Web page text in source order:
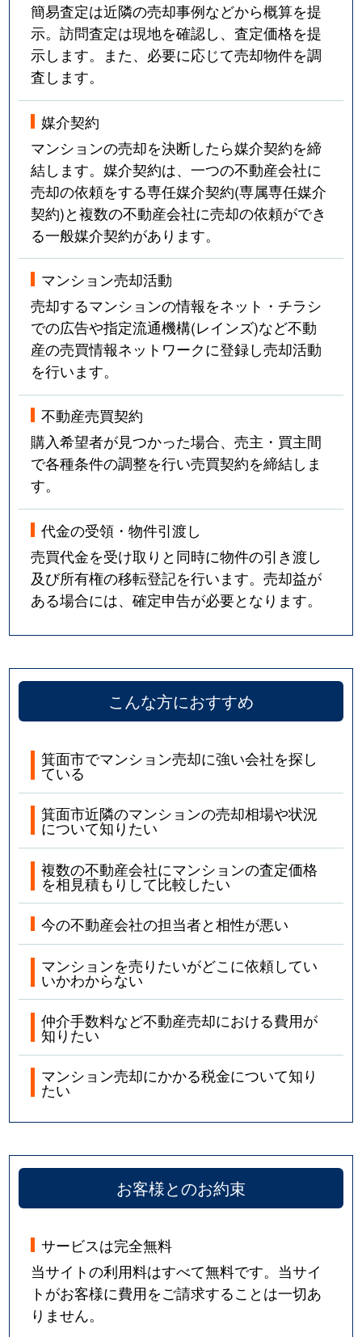
簡易査定は近隣の売却事例などから概算を提
示。訪問査定は現地を確認し、査定価格を提
示します。また、必要に応じて売却物件を調
査します。
媒介契約
マンションの売却を決断したら媒介契約を締
結します。媒介契約は、一つの不動産会社に
売却の依頼をする専任媒介契約(専属専任媒介
契約)と複数の不動産会社に売却の依頼ができ
る一般媒介契約があります。
マンション売却活動
売却するマンションの情報をネット・チラシ
での広告や指定流通機構(レインズ)など不動
産の売買情報ネットワークに登録し売却活動
を行います。
不動産売買契約
購入希望者が見つかった場合、売主・買主間
で各種条件の調整を行い売買契約を締結しま
す。
代金の受領・物件引渡し
売買代金を受け取りと同時に物件の引き渡し
及び所有権の移転登記を行います。売却益が
ある場合には、確定申告が必要となります。
こんな方におすすめ
箕面市でマンション売却に強い会社を探し
ている
箕面市近隣のマンションの売却相場や状況
について知りたい
複数の不動産会社にマンションの査定価格
を相見積もりして比較したい
今の不動産会社の担当者と相性が悪い
マンションを売りたいがどこに依頼してい
いかわからない
仲介手数料など不動産売却における費用が
知りたい
マンション売却にかかる税金について知り
たい
お客様とのお約束
サービスは完全無料
当サイトの利用料はすべて無料です。当サイ
トがお客様に費用をご請求することは一切あ
りません。